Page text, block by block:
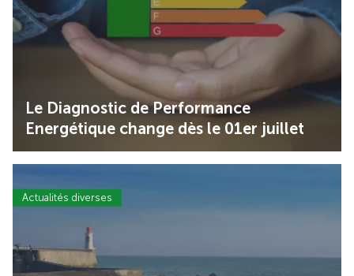
Le Diagnostic de Performance
Energétique change dès le 01er juillet
Actualités diverses